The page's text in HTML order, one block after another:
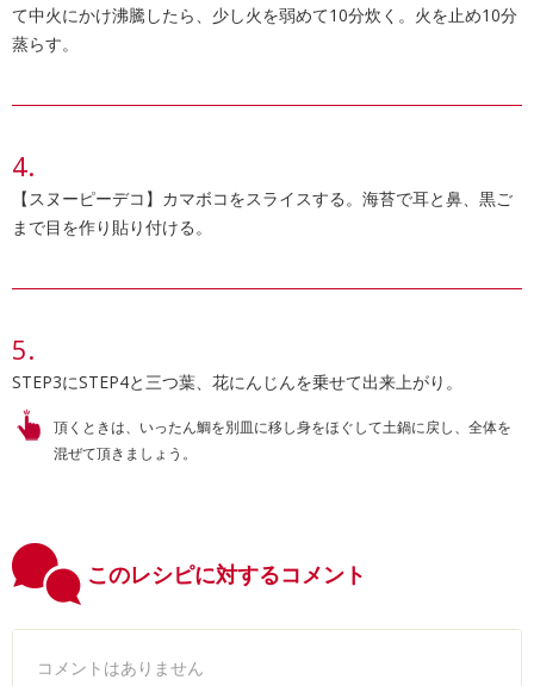
て中火にかけ沸騰したら、少し火を弱めて10分炊く。火を止め10分
蒸らす。
【スヌーピーデコ】カマボコをスライスする。海苔で耳と鼻、黒ご
まで目を作り貼り付ける。
STEP3にSTEP4と三つ葉、花にんじんを乗せて出来上がり。
頂くときは、いったん鯛を別皿に移し身をほぐして土鍋に戻し、全体を
混ぜて頂きましょう。
このレシピに対するコメント
コメントはありません